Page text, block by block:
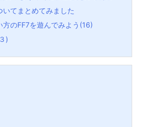
いてまとめてみました
方のFF7を遊んでみよう(16)
)